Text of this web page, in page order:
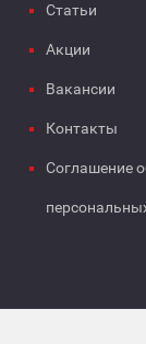
Статьи
Акции
Вакансии
Контакты
Соглашение